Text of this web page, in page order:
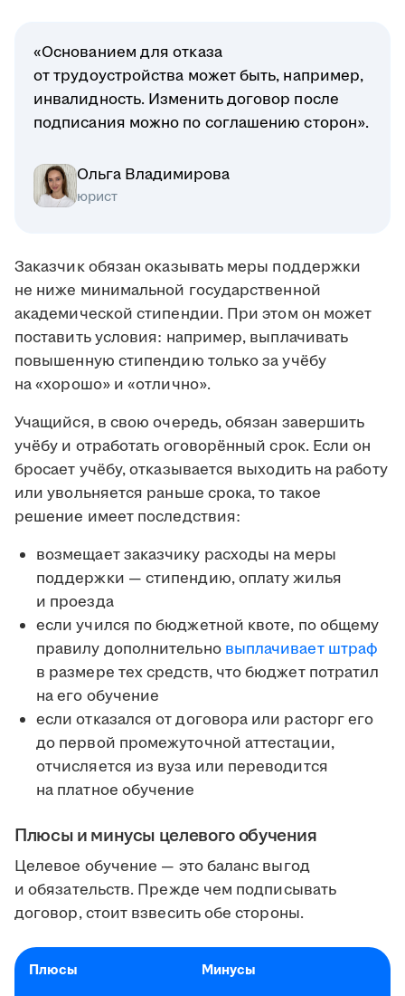
«Основанием для отказа
от трудоустройства может быть, например,
инвалидность. Изменить договор после
подписания можно по соглашению сторон».
Ольга Владимирова
юрист
Заказчик обязан оказывать меры поддержки
не ниже минимальной государственной
академической стипендии. При этом он может
поставить условия: например, выплачивать
повышенную стипендию только за учёбу
на «хорошо» и «отлично».
Учащийся, в свою очередь, обязан завершить
учёбу и отработать оговорённый срок. Если он
бросает учёбу, отказывается выходить на работу
или увольняется раньше срока, то такое
решение имеет последствия:
возмещает заказчику расходы на меры
поддержки — стипендию, оплату жилья
и проезда
если учился по бюджетной квоте, по общему
правилу дополнительновыплачивает штраф
в размере тех средств, что бюджет потратил
на его обучение
если отказался от договора или расторг его
до первой промежуточной аттестации,
отчисляется из вуза или переводится
на платное обучение
Плюсы и минусы целевого обучения
Целевое обучение — это баланс выгод
и обязательств. Прежде чем подписывать
договор, стоит взвесить обе стороны.
Плюсы Минусы